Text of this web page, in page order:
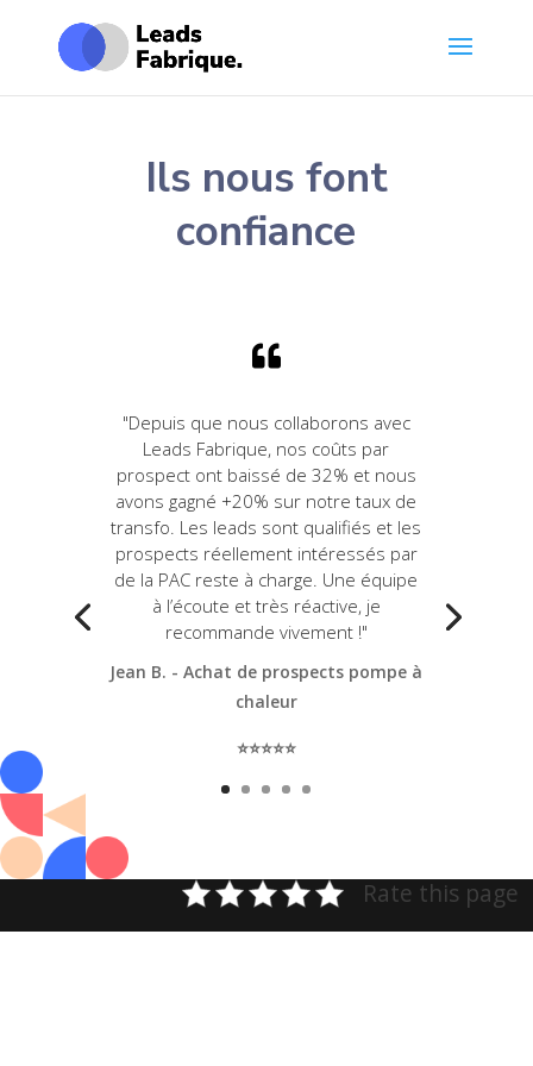
Ils nous font
confiance

"Depuis que nous collaborons avec
Leads Fabrique, nos coûts par
prospect ont baissé de 32% et nous
avons gagné +20% sur notre taux de
transfo. Les leads sont qualifiés et les
prospects réellement intéressés par
de la PAC reste à charge. Une équipe
à l’écoute et très réactive, je
recommande vivement !"
Jean B. - Achat de prospects pompe à
chaleur
⭐️⭐️⭐️⭐️⭐️
Rate this page